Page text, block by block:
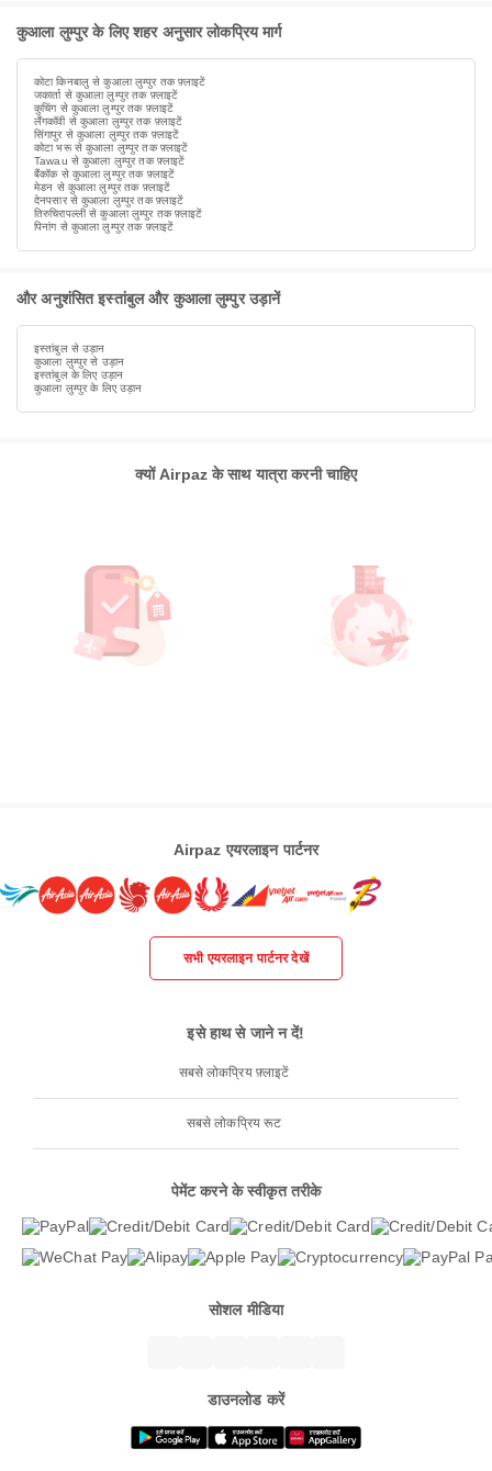
कुआला लुम्पुर के लिए शहर अनुसार लोकप्रिय मार्ग
कोटा किनबालु से कुआला लुम्पुर तक फ़्लाइटें
जकार्ता से कुआला लुम्पुर तक फ़्लाइटें
कुचिंग से कुआला लुम्पुर तक फ़्लाइटें
लैंगकॉवी से कुआला लुम्पुर तक फ़्लाइटें
सिंगापुर से कुआला लुम्पुर तक फ़्लाइटें
कोटा भरू से कुआला लुम्पुर तक फ़्लाइटें
Tawau से कुआला लुम्पुर तक फ़्लाइटें
बैंकॉक से कुआला लुम्पुर तक फ़्लाइटें
मेडन से कुआला लुम्पुर तक फ़्लाइटें
देनपसार से कुआला लुम्पुर तक फ़्लाइटें
तिरुचिरापल्ली से कुआला लुम्पुर तक फ़्लाइटें
पिनांग से कुआला लुम्पुर तक फ़्लाइटें
और अनुशंसित इस्तांबुल और कुआला लुम्पुर उड़ानें
इस्तांबुल से उड़ान
कुआला लुम्पुर से उड़ान
इस्तांबुल के लिए उड़ान
कुआला लुम्पुर के लिए उड़ान
क्यों Airpaz के साथ यात्रा करनी चाहिए
Airpaz एयरलाइन पार्टनर
सभी एयरलाइन पार्टनर देखें
इसे हाथ से जाने न दें!
सबसे लोकप्रिय फ़्लाइटें
सबसे लोकप्रिय रूट
पेमेंट करने के स्वीकृत तरीके
सोशल मीडिया
डाउनलोड करें